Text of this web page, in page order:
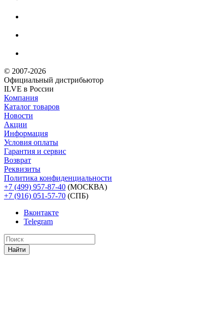
© 2007-2026
Официальный дистрибьютoр
ILVE в России
Компания
Каталог товаров
Новости
Акции
Информация
Условия оплаты
Гарантия и сервис
Возврат
Реквизиты
Политика конфиденциальности
+7 (499) 957-87-40 (МОСКВА)
+7 (916) 051-57-70 (СПБ)
Вконтакте
Telegram
Найти